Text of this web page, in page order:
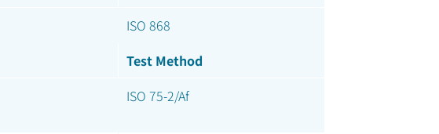
ISO 868
Test Method
ISO 75-2/Af